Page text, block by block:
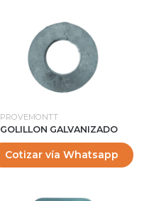
PROVEMONTT
GOLILLON GALVANIZADO
Cotizar vía Whatsapp